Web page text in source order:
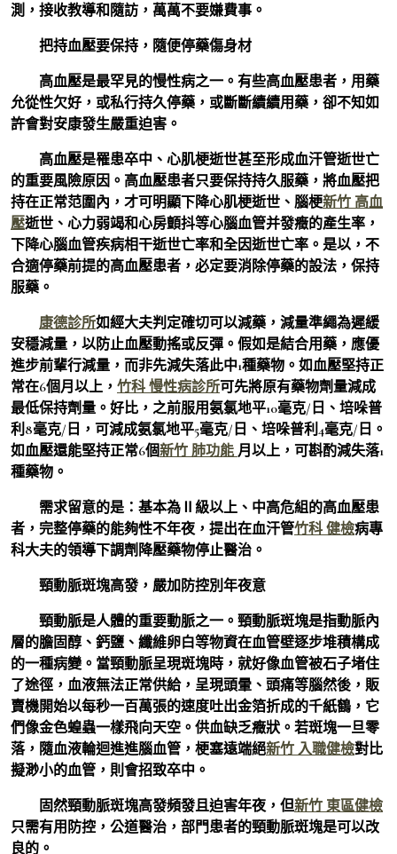
測，接收教導和隨訪，萬萬不要嫌費事。
把持血壓要保持，隨便停藥傷身材
高血壓是最罕見的慢性病之一。有些高血壓患者，用藥
允從性欠好，或私行持久停藥，或斷斷續續用藥，卻不知如
許會對安康發生嚴重迫害。
高血壓是罹患卒中、心肌梗逝世甚至形成血汗管逝世亡
的重要風險原因。高血壓患者只要保持持久服藥，將血壓把
持在正常范圍內，才可明顯下降心肌梗逝世、腦梗新竹 高血
壓逝世、心力弱竭和心房顫抖等心腦血管并發癥的產生率，
下降心腦血管疾病相干逝世亡率和全因逝世亡率。是以，不
合適停藥前提的高血壓患者，必定要消除停藥的設法，保持
服藥。
康德診所如經大夫判定確切可以減藥，減量準繩為遲緩
安穩減量，以防止血壓動搖或反彈。假如是結合用藥，應優
進步前輩行減量，而非先減失落此中1種藥物。如血壓堅持正
常在6個月以上， 竹科 慢性病診所可先將原有藥物劑量減成
最低保持劑量。好比，之前服用氨氯地平10毫克/日、培哚普
利8毫克/日，可減成氨氯地平5毫克/日、培哚普利4毫克/日。
如血壓還能堅持正常6個新竹 肺功能 月以上，可斟酌減失落1
種藥物。
需求留意的是：基本為Ⅱ級以上、中高危組的高血壓患
者，完整停藥的能夠性不年夜，提出在血汗管竹科 健檢病專
科大夫的領導下調劑降壓藥物停止醫治。
頸動脈斑塊高發，嚴加防控別年夜意
頸動脈是人體的重要動脈之一。頸動脈斑塊是指動脈內
層的膽固醇、鈣鹽、纖維卵白等物資在血管壁逐步堆積構成
的一種病變。當頸動脈呈現斑塊時，就好像血管被石子堵住
了途徑，血液無法正常供給，呈現頭暈、頭痛等腦然後，販
賣機開始以每秒一百萬張的速度吐出金箔折成的千紙鶴，它
們像金色蝗蟲一樣飛向天空。供血缺乏癥狀。若斑塊一旦零
落，隨血液輪迴進進腦血管，梗塞遠端絕新竹 入職健檢對比
擬渺小的血管，則會招致卒中。
固然頸動脈斑塊高發頻發且迫害年夜，但新竹 東區健檢
只需有用防控，公道醫治，部門患者的頸動脈斑塊是可以改
良的。